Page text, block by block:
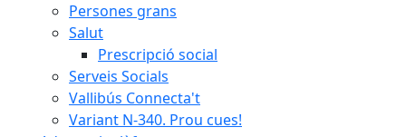
Persones grans
Salut
Prescripció social
Serveis Socials
Vallibús Connecta't
Variant N-340. Prou cues!